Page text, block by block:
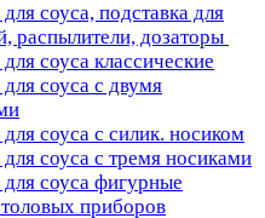
соуса, подставка для
распылители, дозаторы
соуса классические
соуса с двумя
соуса с силик. носиком
соуса с тремя носиками
соуса фигурные
приборов